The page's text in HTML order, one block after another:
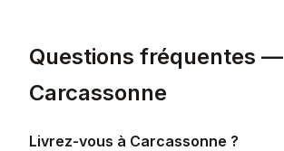
Questions fréquentes —
Carcassonne
Livrez-vous à Carcassonne ?